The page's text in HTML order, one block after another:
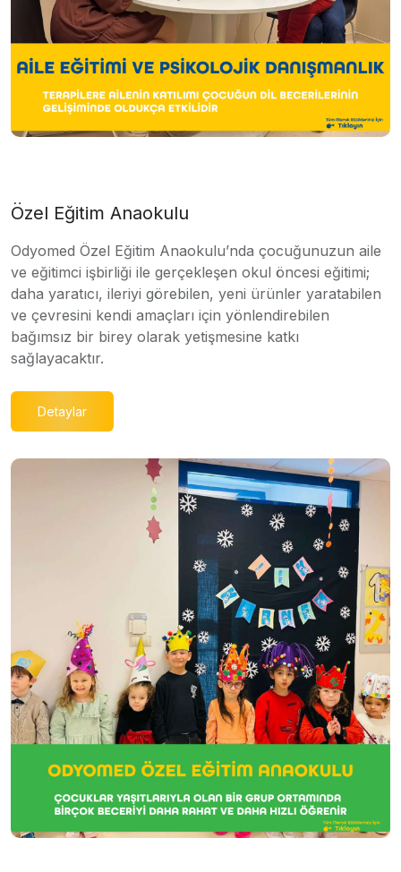
Özel Eğitim Anaokulu
Odyomed Özel Eğitim Anaokulu’nda çocuğunuzun aile
ve eğitimci işbirliği ile gerçekleşen okul öncesi eğitimi;
daha yaratıcı, ileriyi görebilen, yeni ürünler yaratabilen
ve çevresini kendi amaçları için yönlendirebilen
bağımsız bir birey olarak yetişmesine katkı
sağlayacaktır.
Detaylar